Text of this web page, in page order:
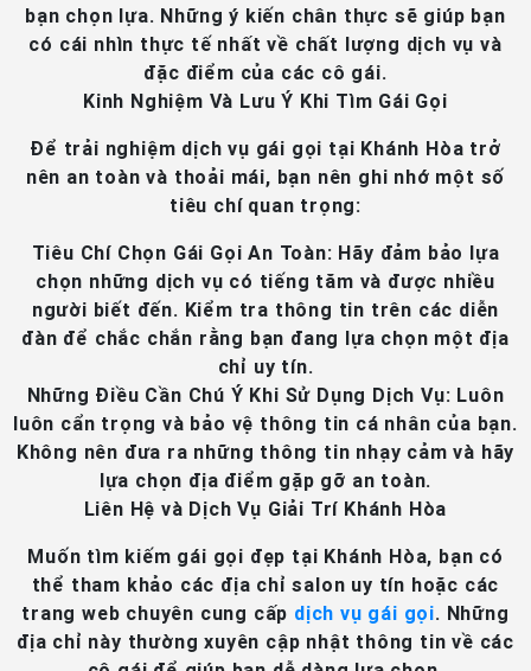
bạn chọn lựa. Những ý kiến chân thực sẽ giúp bạn
có cái nhìn thực tế nhất về chất lượng dịch vụ và
đặc điểm của các cô gái.
Kinh Nghiệm Và Lưu Ý Khi Tìm Gái Gọi
Để trải nghiệm dịch vụ gái gọi tại Khánh Hòa trở
nên an toàn và thoải mái, bạn nên ghi nhớ một số
tiêu chí quan trọng:
Tiêu Chí Chọn Gái Gọi An Toàn: Hãy đảm bảo lựa
chọn những dịch vụ có tiếng tăm và được nhiều
người biết đến. Kiểm tra thông tin trên các diễn
đàn để chắc chắn rằng bạn đang lựa chọn một địa
chỉ uy tín.
Những Điều Cần Chú Ý Khi Sử Dụng Dịch Vụ: Luôn
luôn cẩn trọng và bảo vệ thông tin cá nhân của bạn.
Không nên đưa ra những thông tin nhạy cảm và hãy
lựa chọn địa điểm gặp gỡ an toàn.
Liên Hệ và Dịch Vụ Giải Trí Khánh Hòa
Muốn tìm kiếm gái gọi đẹp tại Khánh Hòa, bạn có
thể tham khảo các địa chỉ salon uy tín hoặc các
trang web chuyên cung cấp dịch vụ gái gọi. Những
địa chỉ này thường xuyên cập nhật thông tin về các